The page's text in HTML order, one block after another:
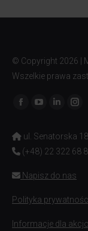
© Copyright 2026 |
Wszelkie prawa
Znajdź nas na:
ul. Senatorska
(+48) 22 322 68
Napisz do nas
Polityka
Informacje dla